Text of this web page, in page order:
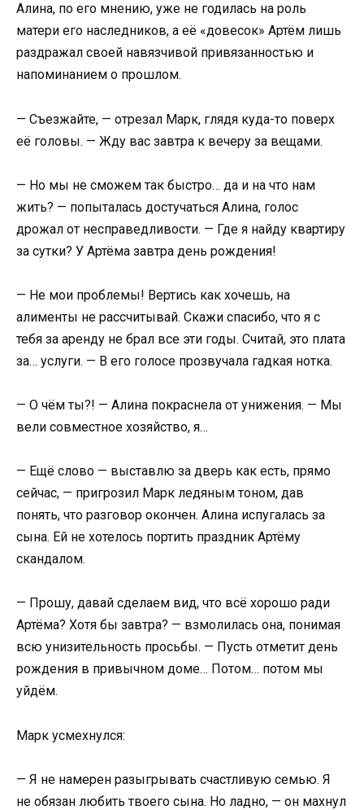
Алина, по его мнению, уже не годилась на роль
матери его наследников, а её «довесок» Артём лишь
раздражал своей навязчивой привязанностью и
напоминанием о прошлом.
— Съезжайте, — отрезал Марк, глядя куда-то поверх
её головы. — Жду вас завтра к вечеру за вещами.
— Но мы не сможем так быстро… да и на что нам
жить? — попыталась достучаться Алина, голос
дрожал от несправедливости. — Где я найду квартиру
за сутки? У Артёма завтра день рождения!
— Не мои проблемы! Вертись как хочешь, на
алименты не рассчитывай. Скажи спасибо, что я с
тебя за аренду не брал все эти годы. Считай, это плата
за… услуги. — В его голосе прозвучала гадкая нотка.
— О чём ты?! — Алина покраснела от унижения. — Мы
вели совместное хозяйство, я…
— Ещё слово — выставлю за дверь как есть, прямо
сейчас, — пригрозил Марк ледяным тоном, дав
понять, что разговор окончен. Алина испугалась за
сына. Ей не хотелось портить праздник Артёму
скандалом.
— Прошу, давай сделаем вид, что всё хорошо ради
Артёма? Хотя бы завтра? — взмолилась она, понимая
всю унизительность просьбы. — Пусть отметит день
рождения в привычном доме… Потом… потом мы
уйдём.
Марк усмехнулся:
— Я не намерен разыгрывать счастливую семью. Я
не обязан любить твоего сына. Но ладно, — он махнул